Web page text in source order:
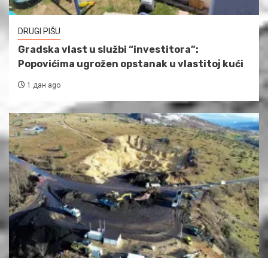
DRUGI PIŠU
Gradska vlast u službi “investitora”:
Popovićima ugrožen opstanak u vlastitoj kući
1 дан ago